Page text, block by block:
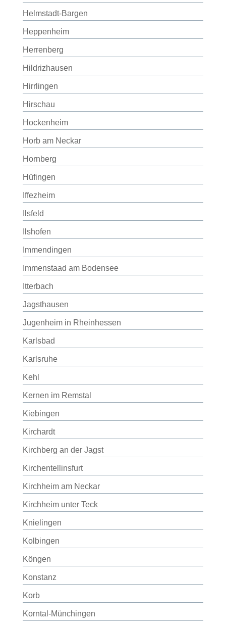
Helmstadt-Bargen
Heppenheim
Herrenberg
Hildrizhausen
Hirrlingen
Hirschau
Hockenheim
Horb am Neckar
Hornberg
Hüfingen
Iffezheim
Ilsfeld
Ilshofen
Immendingen
Immenstaad am Bodensee
Itterbach
Jagsthausen
Jugenheim in Rheinhessen
Karlsbad
Karlsruhe
Kehl
Kernen im Remstal
Kiebingen
Kirchardt
Kirchberg an der Jagst
Kirchentellinsfurt
Kirchheim am Neckar
Kirchheim unter Teck
Knielingen
Kolbingen
Köngen
Konstanz
Korb
Korntal-Münchingen